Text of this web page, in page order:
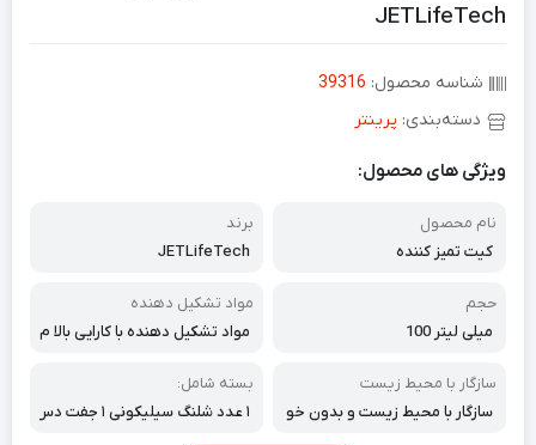
JETLifeTech
شناسه محصول: 39316
دسته‌بندی: پرینتر
ویژگی های محصول:
نام محصول
کیت تمیز کننده
برند
JETLifeTech
حجم
میلی لیتر 100
مواد تشکیل دهنده
مواد تشکیل دهنده با کارایی بالا م
وی
سازگار با محیط زیست
سازگار با محیط زیست و بدون خو
بسته شامل:
۱ عدد شلنگ سیلیکونی ۱ جفت دس